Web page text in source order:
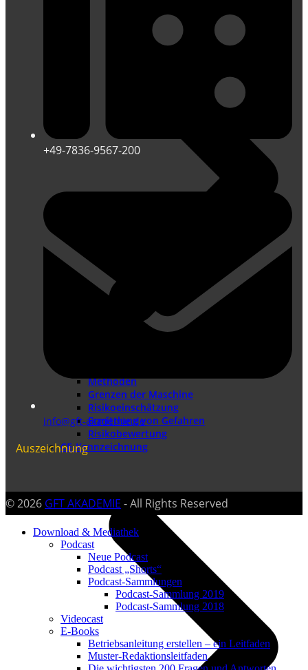
Methoden
Grenzen der Maschine
Risikoeinschätzung
Ermittlung von Gefahren
Risikobewertung
CE-Kennzeichnung
+49-7836-9567-200
info@gft-akademie.de
Auszeichnung
© 2026 GFT AKADEMIE - All Rights Reserved
Download & Mediathek
Podcast
Neue Podcast
Podcast „Shorts“
Podcast-Sammlungen
Podcast-Sammlung 2019
Podcast-Sammlung 2018
Videocast
E-Books
Betriebsanleitung erstellen – ein Leitfaden
Muster-Redaktionsleitfaden